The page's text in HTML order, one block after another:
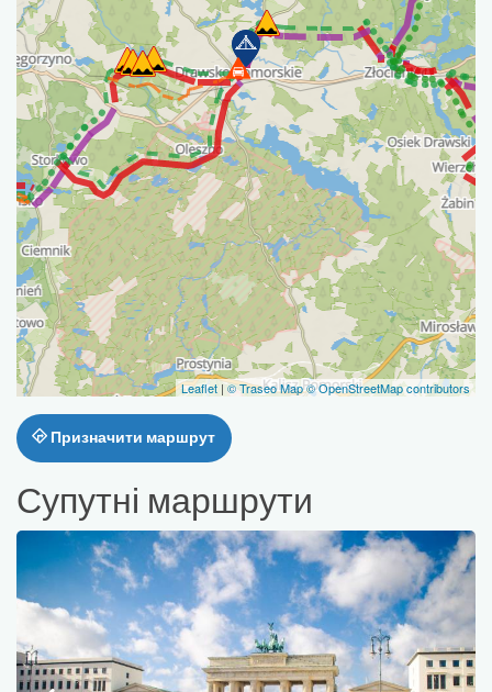
Leaflet | © Traseo Map© OpenStreetMap contributors
Призначити маршрут
Супутні маршрути